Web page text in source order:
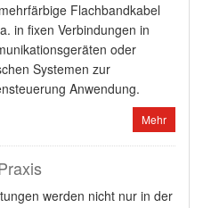
Flachbandkabel
in fixen Verbindungen in
oder
Systemen zur
Anwendung.
Mehr
werden nicht nur in der